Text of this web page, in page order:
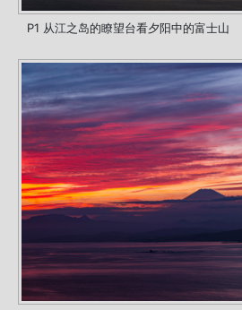
P1 从江之岛的瞭望台看夕阳中的富士山